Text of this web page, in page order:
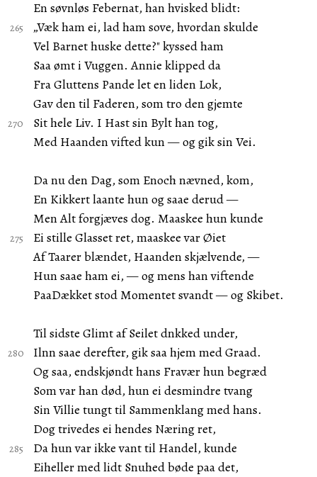
En søvnløs Febernat, han hvisked blidt:
„Væk ham ei, lad ham sove, hvordan skulde
Vel Barnet huske dette?" kyssed ham
Saa ømt i Vuggen. Annie klipped da
Fra Gluttens Pande let en liden Lok,
Gav den til Faderen, som tro den gjemte
Sit hele Liv. I Hast sin Bylt han tog,
Med Haanden vifted kun — og gik sin Vei.
Da nu den Dag, som Enoch nævned, kom,
En Kikkert laante hun og saae derud —
Men Alt forgjæves dog. Maaskee hun kunde
Ei stille Glasset ret, maaskee var Øiet
Af Taarer blændet, Haanden skjælvende, —
Hun saae ham ei, — og mens han viftende
PaaDækket stod Momentet svandt — og Skibet.
Til sidste Glimt af Seilet dnkked under,
Ilnn saae derefter, gik saa hjem med Graad.
Og saa, endskjøndt hans Fravær hun begræd
Som var han død, hun ei desmindre tvang
Sin Villie tungt til Sammenklang med hans.
Dog trivedes ei hendes Næring ret,
Da hun var ikke vant til Handel, kunde
Eiheller med lidt Snuhed bøde paa det,